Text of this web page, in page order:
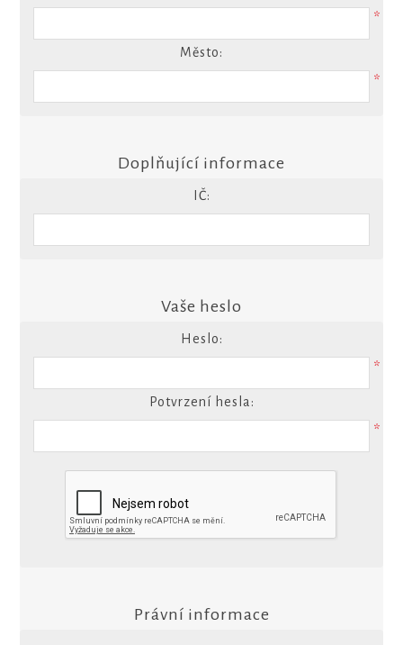
*
Město:
*
Doplňující informace
IČ:
Vaše heslo
Heslo:
*
Potvrzení hesla:
*
Právní informace